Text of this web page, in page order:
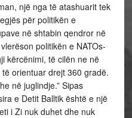
një nga të atashuarit tek
për politikën e
në shtabin qendror në
politikën e NATOs-
kërcënimi, të cilën ne në
orientuar drejt 360 gradë.
në juglindje.” Sipas
e Detit Balltik është e një
i Zi nuk duhet dhe nuk